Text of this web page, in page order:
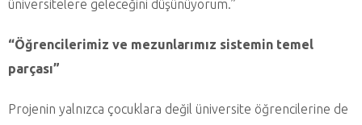
üniversitelere geleceğini düşünüyorum.”
“Öğrencilerimiz ve mezunlarımız sistemin temel
parçası”
Projenin yalnızca çocuklara değil üniversite öğrencilerine de